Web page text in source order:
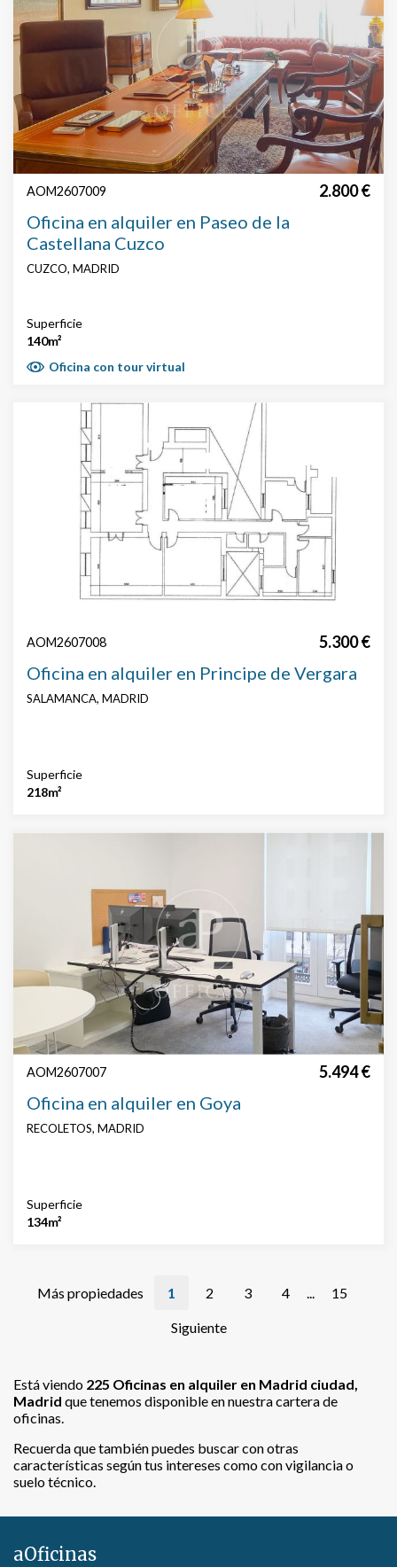
AOM2607009 2.800 €
Oficina en alquiler en Paseo de la
Castellana Cuzco
CUZCO, MADRID
Superficie
140m²
Oficina con tour virtual
AOM2607008 5.300 €
Oficina en alquiler en Principe de Vergara
SALAMANCA, MADRID
Superficie
218m²
AOM2607007 5.494 €
Oficina en alquiler en Goya
RECOLETOS, MADRID
Superficie
134m²
Más propiedades 1 2 3 4 ... 15
Siguiente
Está viendo 225 Oficinas en alquiler en Madrid ciudad,
Madrid que tenemos disponible en nuestra cartera de
oficinas.
Recuerda que también puedes buscar con otras
características según tus intereses como con vigilancia o
suelo técnico.
aOficinas